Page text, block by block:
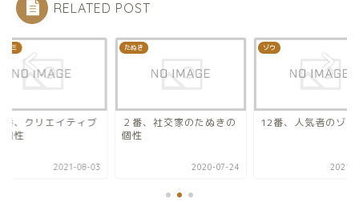
RELATED POST
カミ
番、クリエイティブ
個性
2021-08-03
たぬき
２番、社交家のたぬきの
個性
2020-07-24
ゾウ
12番、人気者のゾウ
2021-